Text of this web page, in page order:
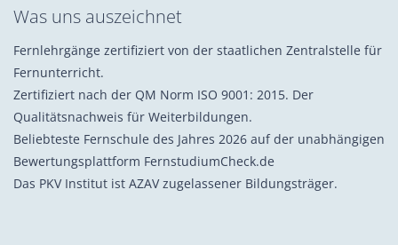
Was uns auszeichnet
Fernlehrgänge zertifiziert von der staatlichen Zentralstelle für
Fernunterricht.
Zertifiziert nach der QM Norm ISO 9001: 2015. Der
Qualitätsnachweis für Weiterbildungen.
Beliebteste Fernschule des Jahres 2026 auf der unabhängigen
Bewertungsplattform FernstudiumCheck.de
Das PKV Institut ist AZAV zugelassener Bildungsträger.